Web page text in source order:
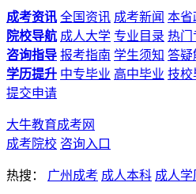
成考资讯 全国资讯 成考新闻 本省
院校导航 成人大学 专业目录 热门
咨询指导 报考指南 学生须知 答疑
学历提升 中专毕业 高中毕业 技校
提交申请
大牛教育成考网
成考院校 咨询入口
热搜： 广州成考 成人本科 成人学